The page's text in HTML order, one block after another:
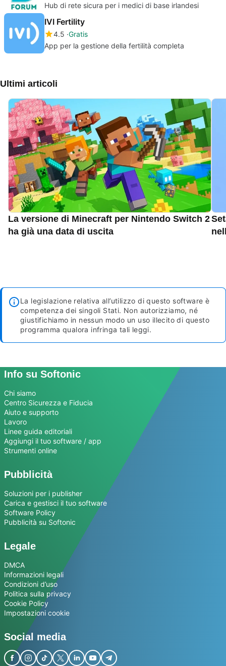
Hub di rete sicura per i medici di base irlandesi
IVI Fertility
4.5 Gratis
App per la gestione della fertilità completa
Ultimi articoli
La versione di Minecraft per Nintendo Switch 2
ha già una data di uscita
La legislazione relativa all’utilizzo di questo software è
competenza dei singoli Stati. Non autorizziamo, né
giustifichiamo in nessun modo un uso illecito di questo
programma qualora infringa tali leggi.
Info su Softonic
Chi siamo
Centro Sicurezza e Fiducia
Aiuto e supporto
Lavoro
Linee guida editoriali
Aggiungi il tuo software / app
Strumenti online
Pubblicità
Soluzioni per i publisher
Carica e gestisci il tuo software
Software Policy
Pubblicità su Softonic
Legale
DMCA
Informazioni legali
Condizioni d’uso
Politica sulla privacy
Cookie Policy
Impostazioni cookie
Social media